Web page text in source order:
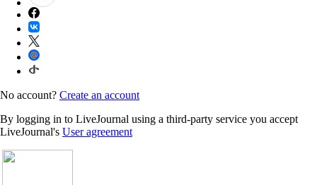
No account? Create an account
By logging in to LiveJournal using a third-party service you accept
LiveJournal's User agreement